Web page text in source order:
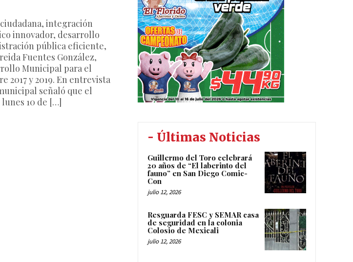
integración
innovador, desarrollo
pública eficiente,
Fuentes González,
Municipal para el
2017 y 2019. En entrevista
señaló que el
10 de […]
- Últimas Noticias
Guillermo del Toro celebrará
20 años de “El laberinto del
fauno” en San Diego Comic-
Con
julio 12, 2026
Resguarda FESC y SEMAR casa
de seguridad en la colonia
Colosio de Mexicali
julio 12, 2026